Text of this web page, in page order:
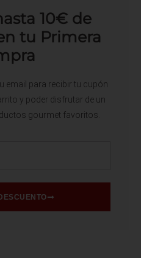
10€ de
tu Primera
email para recibir tu cupón
y poder disfrutar de un
gourmet favoritos.